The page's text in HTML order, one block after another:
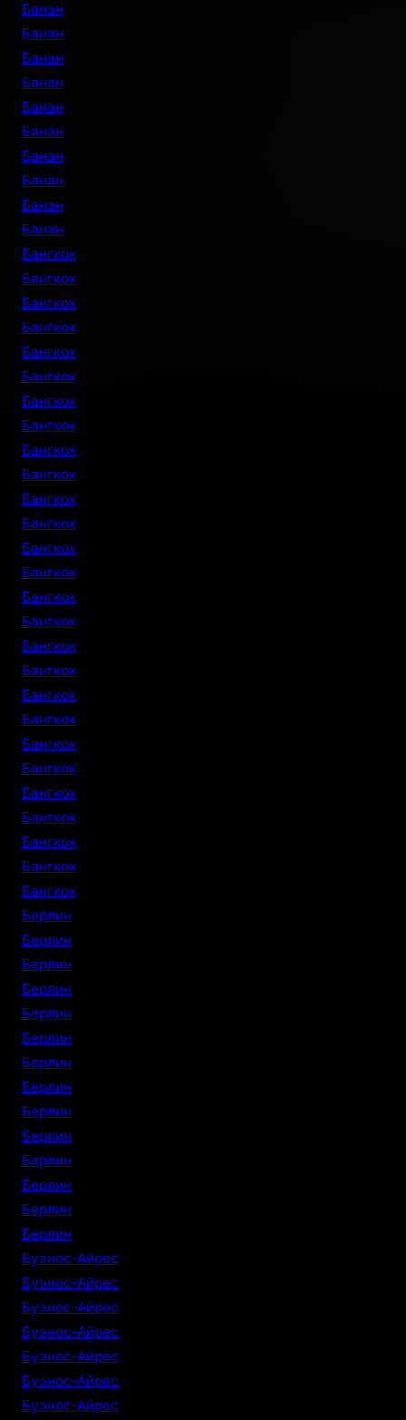
Банан
Банан
Банан
Банан
Банан
Банан
Банан
Банан
Банан
Банан
Бангкок
Бангкок
Бангкок
Бангкок
Бангкок
Бангкок
Бангкок
Бангкок
Бангкок
Бангкок
Бангкок
Бангкок
Бангкок
Бангкок
Бангкок
Бангкок
Бангкок
Бангкок
Бангкок
Бангкок
Бангкок
Бангкок
Бангкок
Бангкок
Бангкок
Бангкок
Бангкок
Берлин
Берлин
Берлин
Берлин
Берлин
Берлин
Берлин
Берлин
Берлин
Берлин
Берлин
Берлин
Берлин
Берлин
Буэнос-Айрес
Буэнос-Айрес
Буэнос-Айрес
Буэнос-Айрес
Буэнос-Айрес
Буэнос-Айрес
Буэнос-Айрес